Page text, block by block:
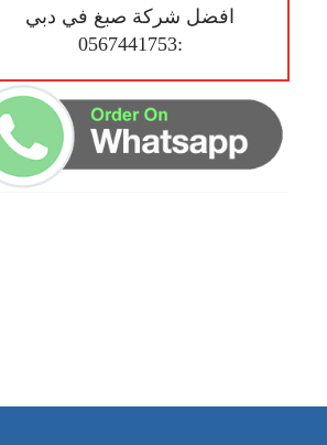
افضل شركة صبغ في دبي
:0567441753